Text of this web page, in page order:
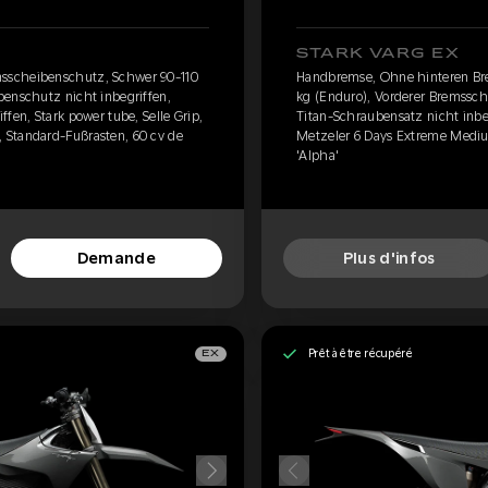
Schwer 90-110
nicht inbegriffen,
Stark power tube, Selle Grip,
Fußrasten, 60 cv de
Demande
STARK VARG EX
Handbremse, Ohne hinteren
kg (Enduro), Vorderer
Titan-Schraubensatz nicht
Metzeler 6 Days Extreme
'Alpha'
Plus d'infos
EX Prêt à être récupéré